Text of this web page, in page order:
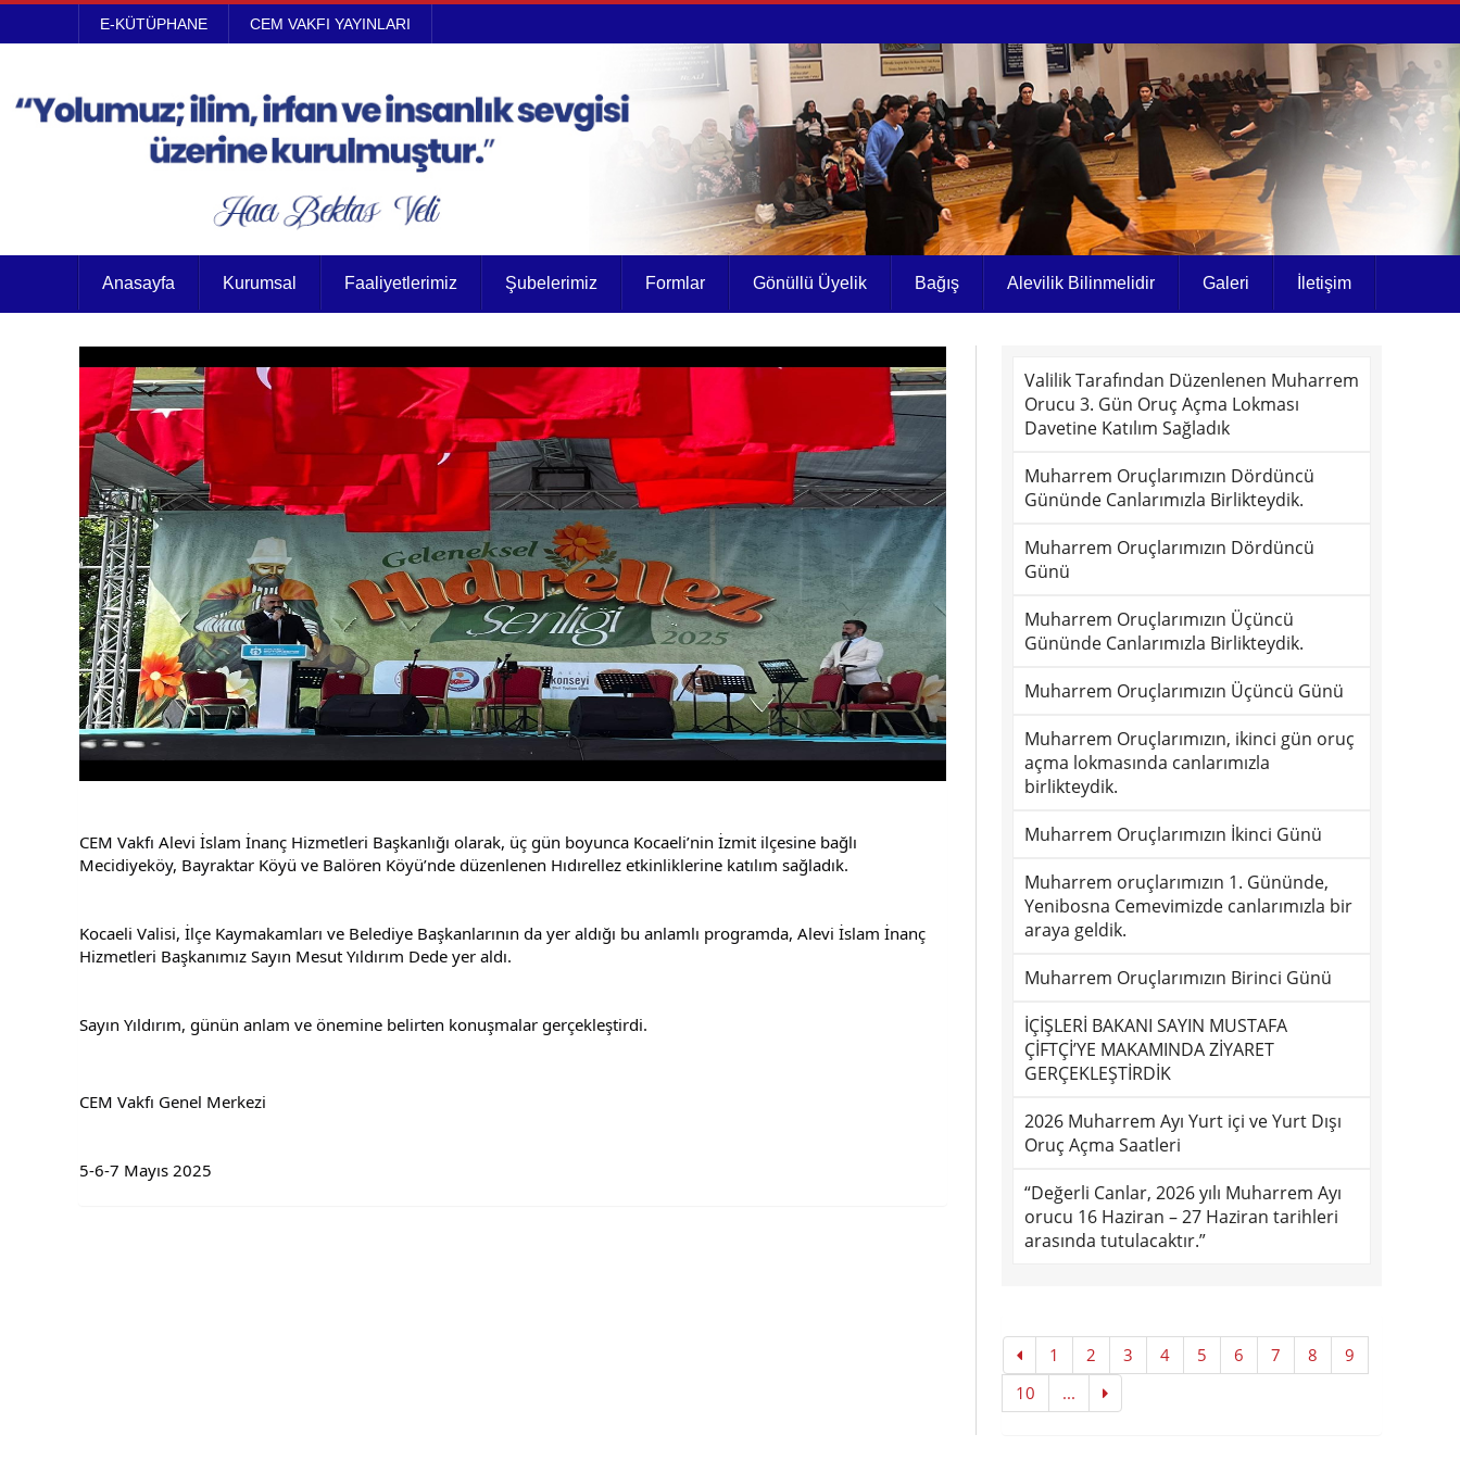
E-KÜTÜPHANE CEM VAKFI YAYINLARI
Anasayfa Kurumsal Faaliyetlerimiz Şubelerimiz Formlar Gönüllü Üyelik Bağış Alevilik Bilinmelidir Galeri İletişim
CEM Vakfı Alevi İslam İnanç Hizmetleri Başkanlığı olarak, üç gün boyunca Kocaeli’nin İzmit ilçesine bağlı
Mecidiyeköy, Bayraktar Köyü ve Balören Köyü’nde düzenlenen Hıdırellez etkinliklerine katılım sağladık.
Kocaeli Valisi, İlçe Kaymakamları ve Belediye Başkanlarının da yer aldığı bu anlamlı programda, Alevi İslam İnanç
Hizmetleri Başkanımız Sayın Mesut Yıldırım Dede yer aldı.
Sayın Yıldırım, günün anlam ve önemine belirten konuşmalar gerçekleştirdi.
CEM Vakfı Genel Merkezi
5-6-7 Mayıs 2025
Valilik Tarafından Düzenlenen Muharrem
Orucu 3. Gün Oruç Açma Lokması
Davetine Katılım Sağladık
Muharrem Oruçlarımızın Dördüncü
Gününde Canlarımızla Birlikteydik.
Muharrem Oruçlarımızın Dördüncü
Günü
Muharrem Oruçlarımızın Üçüncü
Gününde Canlarımızla Birlikteydik.
Muharrem Oruçlarımızın Üçüncü Günü
Muharrem Oruçlarımızın, ikinci gün oruç
açma lokmasında canlarımızla
birlikteydik.
Muharrem Oruçlarımızın İkinci Günü
Muharrem oruçlarımızın 1. Gününde,
Yenibosna Cemevimizde canlarımızla bir
araya geldik.
Muharrem Oruçlarımızın Birinci Günü
İÇİŞLERİ BAKANI SAYIN MUSTAFA
ÇİFTÇİ’YE MAKAMINDA ZİYARET
GERÇEKLEŞTİRDİK
2026 Muharrem Ayı Yurt içi ve Yurt Dışı
Oruç Açma Saatleri
“Değerli Canlar, 2026 yılı Muharrem Ayı
orucu 16 Haziran – 27 Haziran tarihleri
arasında tutulacaktır.”
1 2 3 4 5 6 7 8
9
10
...